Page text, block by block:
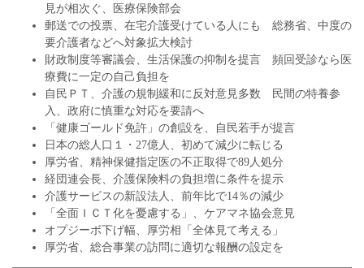
見が相次ぐ、医療保険部会
郵送での投票、在宅介護受けている人にも 総務省、中度の
要介護者などへ対象拡大検討
財政制度等審議会、生活保護の抑制を提言 頻回受診なら医
療費に一定の自己負担を
自民ＰＴ、介護の規制緩和に反対意見多数 民間の特養参
入、政府に慎重な対応を要請へ
「健康ゴールド免許」の創設を、自民若手が提言
日本の総人口１・27億人、初めて減少に転じる
厚労省、精神保健指定医の不正取得で89人処分
経団連会長、介護保険料の負担増に条件を提示
介護サービスの新設法人、前年比で14％の減少
「全面ＩＣＴ化を憂慮する」、ケアマネ協会意見
オプジーボ下げ幅、厚労相「全体見て考える」
厚労省、総合事業の訪問に適切な報酬の設定を